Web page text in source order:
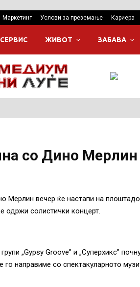
Маркетинг Услови за преземање Кариера
ЖИВОТ ЗАБАВА
со Дино Мерлин
Мерлин вечер ќе настапи на
одржи солистички концерт.
„Gypsy Groove” и „Суперхикс”
направиме со спектакуларното